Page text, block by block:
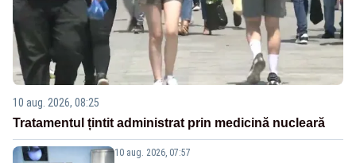
10 aug. 2026, 08:25
Tratamentul țintit administrat prin medicină nucleară
10 aug. 2026, 07:57